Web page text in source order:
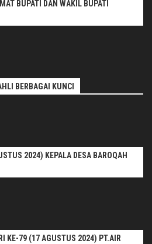
BUPATI DAN WAKIL BUPATI
BERBAGAI KUNCI
2024) KEPALA DESA BAROQAH
KE-79 (17 AGUSTUS 2024) PT.AIR